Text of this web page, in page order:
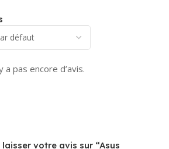
a pas encore d’avis.
votre avis sur “Asus